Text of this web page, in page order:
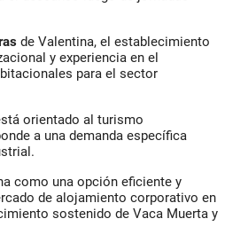
de Valentina, el establecimiento
y experiencia en el
para el sector
orientado al turismo
a una demanda específica
como una opción eficiente y
de alojamiento corporativo en
sostenido de Vaca Muerta y